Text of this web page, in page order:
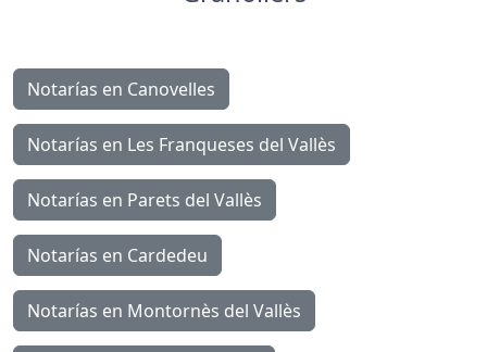
Notarías en Canovelles
Notarías en Les Franqueses del Vallès
Notarías en Parets del Vallès
Notarías en Cardedeu
Notarías en Montornès del Vallès